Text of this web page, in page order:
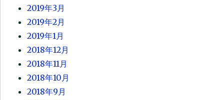
2019年3月
2019年2月
2019年1月
2018年12月
2018年11月
2018年10月
2018年9月